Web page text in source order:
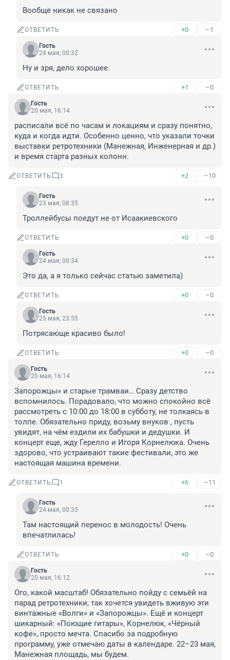
Вообще никак не связано
ОТВЕТИТЬ +0 –1
Гость
24 мая, 00:32
Ну и зря, дело хорошее.
ОТВЕТИТЬ +1 –0
Гость
20 мая, 16:14
расписали всё по часам и локациям и сразу понятно,
куда и когда идти. Особенно ценно, что указали точки
выставки ретротехники (Манежная, Инженерная и др.)
и время старта разных колонн.
ОТВЕТИТЬ 3 +2 –10
Гость
23 мая, 08:35
Троллейбусы поедут не от Исаакиевского
ОТВЕТИТЬ +0 –0
Гость
24 мая, 00:34
Это да, а я только сейчас статью заметила)
ОТВЕТИТЬ +0 –0
Гость
25 мая, 23:55
Потрясающе красиво было!
ОТВЕТИТЬ +0 –0
Гость
20 мая, 16:14
Запорожцы» и старые трамваи… Сразу детство
вспомнилось. Порадовало, что можно спокойно всё
рассмотреть с 10:00 до 18:00 в субботу, не толкаясь в
толпе. Обязательно приду, возьму внуков , пусть
увидят, на чём ездили их бабушки и дедушки. И
концерт еще, жду Герелло и Игоря Корнелюка. Очень
здорово, что устраивают такие фестивали, это же
настоящая машина времени.
ОТВЕТИТЬ 1 +6 –11
Гость
24 мая, 00:33
Там настоящий перенос в молодость! Очень
впечатлилась!
ОТВЕТИТЬ +0 –0
Гость
20 мая, 16:12
Ого, какой масштаб! Обязательно пойду с семьёй на
парад ретротехники, так хочется увидеть вживую эти
винтажные «Волги» и «Запорожцы». Ещё и концерт
шикарный: «Поющие гитары», Корнелюк, «Чёрный
кофе», просто мечта. Спасибо за подробную
программу, уже отмечаю даты в календаре. 22–23 мая,
Манежная площадь, мы будем.